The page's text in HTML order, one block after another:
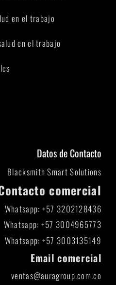
en el trabajo
en el trabajo
Datos de Contacto
Blacksmith Smart Solutions
comercial
Whatsapp: +57 3202128436
Whatsapp: +57 3004965773
Whatsapp: +57 3003135149
Email comercial
ventas@auragroup.com.co